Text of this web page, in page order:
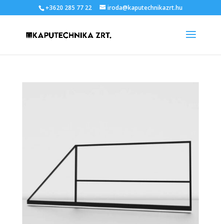
+3620 285 77 22 iroda@kaputechnikazrt.hu